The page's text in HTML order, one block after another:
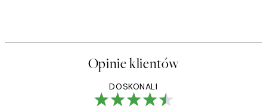
Opinie klientów
DOSKONALI